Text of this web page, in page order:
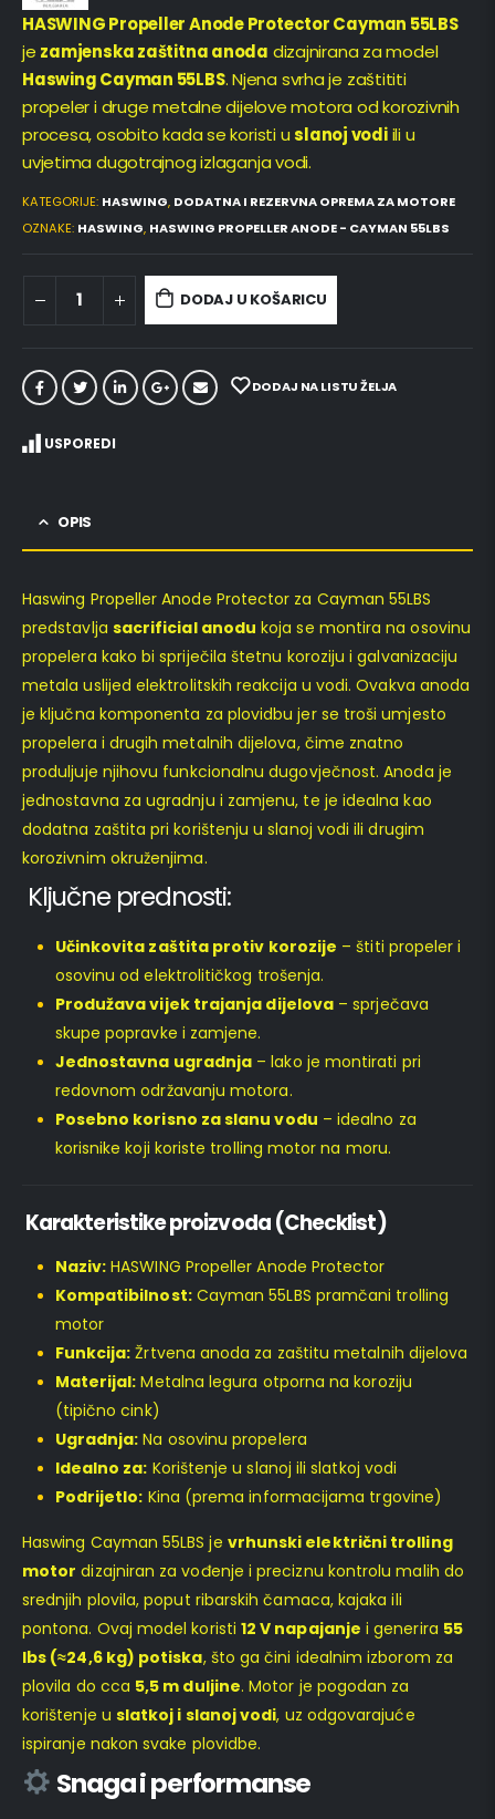
HASWING Propeller Anode Protector Cayman 55LBS
je zamjenska zaštitna anoda dizajnirana za model
Haswing Cayman 55LBS. Njena svrha je zaštititi
propeler i druge metalne dijelove motora od korozivnih
procesa, osobito kada se koristi u slanoj vodiili u
uvjetima dugotrajnog izlaganja vodi.
KATEGORIJE: HASWING, DODATNA I REZERVNA OPREMA ZA MOTORE
OZNAKE: HASWING, HASWING PROPELLER ANODE - CAYMAN 55LBS
DODAJ U KOŠARICU
DODAJ NA LISTU ŽELJA
USPOREDI
OPIS
Haswing Propeller Anode Protector za Cayman 55LBS
predstavlja sacrificial anodu koja se montira na osovinu
propelera kako bi spriječila štetnu koroziju i galvanizaciju
metala uslijed elektrolitskih reakcija u vodi. Ovakva anoda
je ključna komponenta za plovidbu jer se troši umjesto
propelera i drugih metalnih dijelova, čime znatno
produljuje njihovu funkcionalnu dugovječnost. Anoda je
jednostavna za ugradnju i zamjenu, te je idealna kao
dodatna zaštita pri korištenju u slanoj vodi ili drugim
korozivnim okruženjima.
Ključne prednosti:
Učinkovita zaštita protiv korozije – štiti propeler i
osovinu od elektrolitičkog trošenja.
Produžava vijek trajanja dijelova – sprječava
skupe popravke i zamjene.
Jednostavna ugradnja – lako je montirati pri
redovnom održavanju motora.
Posebno korisno za slanu vodu – idealno za
korisnike koji koriste trolling motor na moru.
Karakteristike proizvoda (Checklist)
Naziv: HASWING Propeller Anode Protector
Kompatibilnost:Cayman 55LBS pramčani trolling
motor
Funkcija: Žrtvena anoda za zaštitu metalnih dijelova
Materijal: Metalna legura otporna na koroziju
(tipično cink)
Ugradnja: Na osovinu propelera
Idealno za: Korištenje u slanoj ili slatkoj vodi
Podrijetlo: Kina (prema informacijama trgovine)
Haswing Cayman 55LBS je vrhunski električni trolling
motor dizajniran za vođenje i preciznu kontrolu malih do
srednjih plovila, poput ribarskih čamaca, kajaka ili
pontona. Ovaj model koristi 12 V napajanje i generira 55
lbs (≈24,6 kg) potiska, što ga čini idealnim izborom za
plovila do cca 5,5 m duljine. Motor je pogodan za
korištenje u slatkoj i slanoj vodi, uz odgovarajuće
ispiranje nakon svake plovidbe.
Snaga i performanse